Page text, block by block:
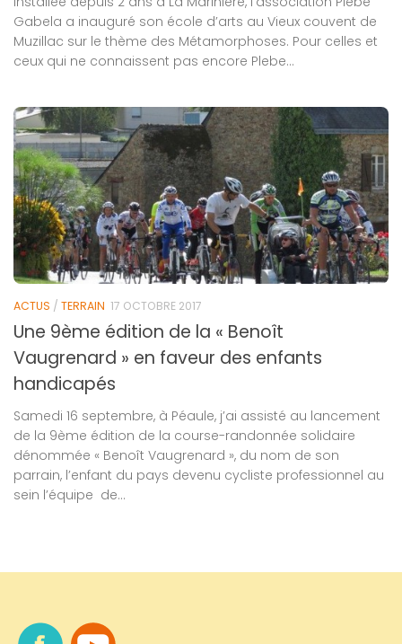
Gabela a inauguré son école d’arts au Vieux couvent de
Muzillac sur le thème des Métamorphoses. Pour celles et
ceux qui ne connaissent pas encore Plebe...
ACTUS / TERRAIN 17 OCTOBRE 2017
Une 9ème édition de la « Benoît
Vaugrenard » en faveur des enfants
handicapés
Samedi 16 septembre, à Péaule, j’ai assisté au lancement
de la 9ème édition de la course-randonnée solidaire
dénommée « Benoît Vaugrenard », du nom de son
parrain, l’enfant du pays devenu cycliste professionnel au
sein l’équipe de...